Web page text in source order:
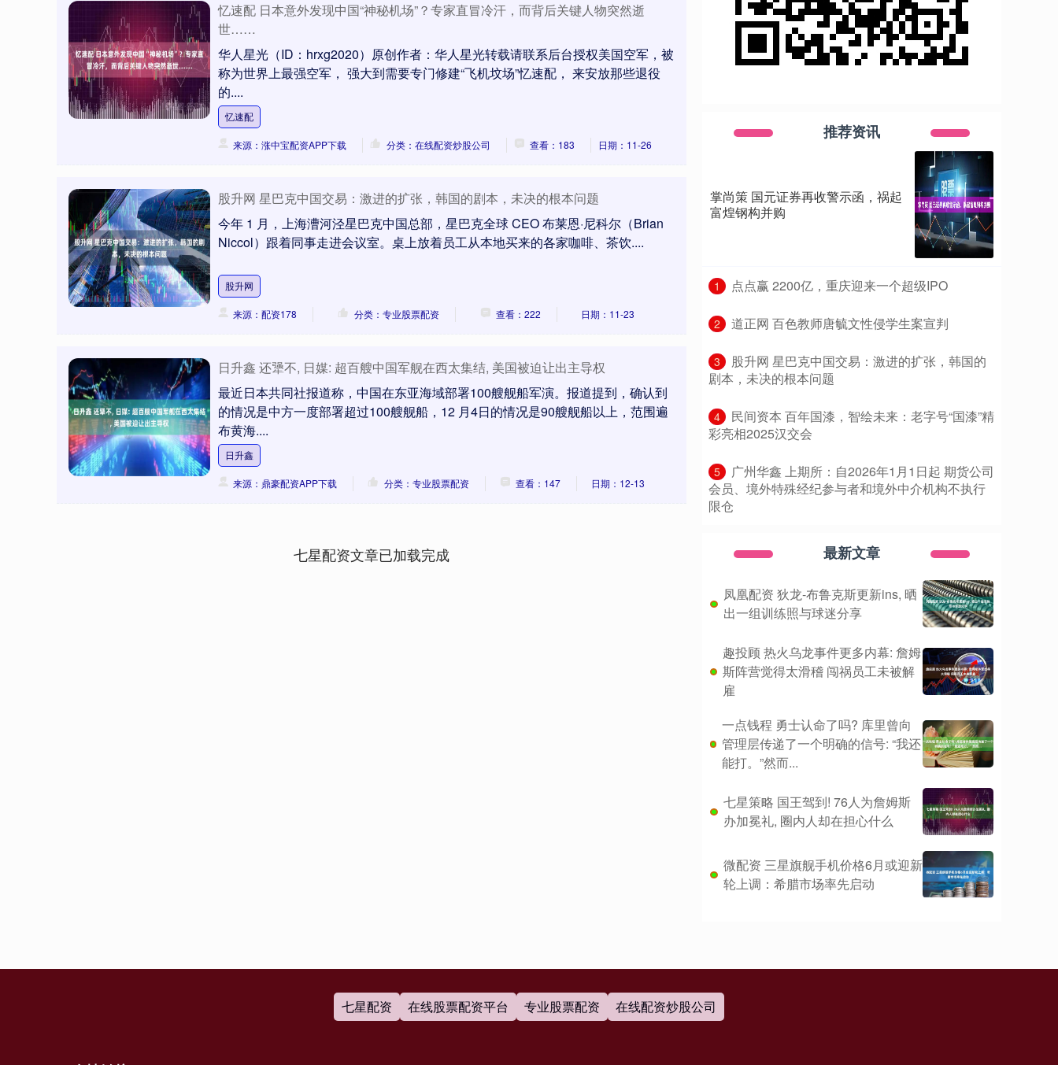
忆速配 日本意外发现中国“神秘机场”？专家直冒冷汗，而背后关键人物突然逝
世……
华人星光（ID：hrxg2020）原创作者：华人星光转载请联系后台授权美国空军，被
称为世界上最强空军， 强大到需要专门修建“飞机坟场”忆速配， 来安放那些退役
的....
忆速配
来源：涨中宝配资APP下载 分类：在线配资炒股公司 查看：183 日期：11-26
股升网 星巴克中国交易：激进的扩张，韩国的剧本，未决的根本问题
今年 1 月，上海漕河泾星巴克中国总部，星巴克全球 CEO 布莱恩·尼科尔（Brian
Niccol）跟着同事走进会议室。桌上放着员工从本地买来的各家咖啡、茶饮....
股升网
来源：配资178 分类：专业股票配资 查看：222 日期：11-23
日升鑫 还犟不, 日媒: 超百艘中国军舰在西太集结, 美国被迫让出主导权
最近日本共同社报道称，中国在东亚海域部署100艘舰船军演。报道提到，确认到
的情况是中方一度部署超过100艘舰船，12 月4日的情况是90艘舰船以上，范围遍
布黄海....
日升鑫
来源：鼎豪配资APP下载 分类：专业股票配资 查看：147 日期：12-13
七星配资文章已加载完成
推荐资讯
掌尚策 国元证券再收警示函，祸起
富煌钢构并购
1 ​点点赢 2200亿，重庆迎来一个超级IPO
2 ​道正网 百色教师唐毓文性侵学生案宣判
3
​股升网 星巴克中国交易：激进的扩张，韩国的
剧本，未决的根本问题
4
​民间资本 百年国漆，智绘未来：老字号“国漆”精
彩亮相2025汉交会
5
​广州华鑫 上期所：自2026年1月1日起 期货公司
会员、境外特殊经纪参与者和境外中介机构不执行
限仓
最新文章
凤凰配资 狄龙-布鲁克斯更新ins, 晒
出一组训练照与球迷分享
趣投顾 热火乌龙事件更多内幕: 詹姆
斯阵营觉得太滑稽 闯祸员工未被解
雇
一点钱程 勇士认命了吗? 库里曾向
管理层传递了一个明确的信号: “我还
能打。”然而...
七星策略 国王驾到! 76人为詹姆斯
办加冕礼, 圈内人却在担心什么
微配资 三星旗舰手机价格6月或迎新
轮上调：希腊市场率先启动
七星配资 在线股票配资平台 专业股票配资 在线配资炒股公司